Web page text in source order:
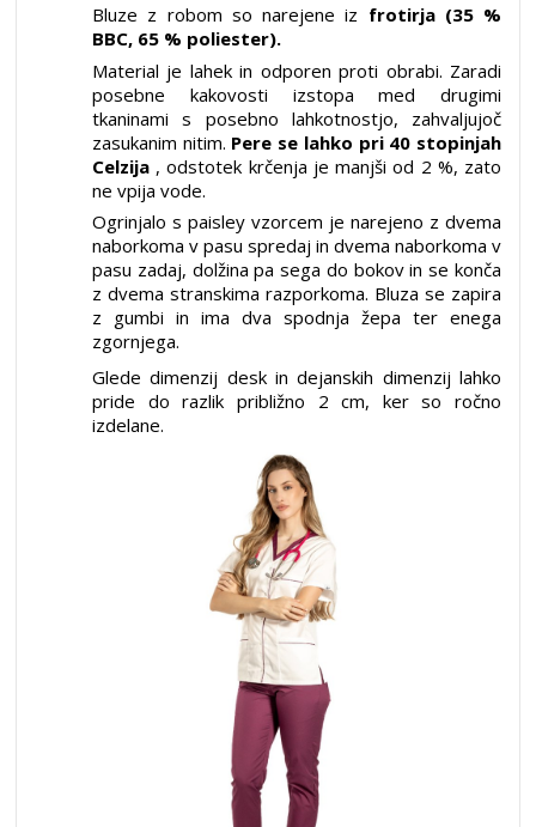
Bluze z robom so narejene iz frotirja (35 %
BBC, 65 % poliester).
Material je lahek in odporen proti obrabi. Zaradi
posebne kakovosti izstopa med drugimi
tkaninami s posebno lahkotnostjo, zahvaljujoč
zasukanim nitim. Pere se lahko pri 40 stopinjah
Celzija , odstotek krčenja je manjši od 2 %, zato
ne vpija vode.
Ogrinjalo s paisley vzorcem je narejeno z dvema
naborkoma v pasu spredaj in dvema naborkoma v
pasu zadaj, dolžina pa sega do bokov in se konča
z dvema stranskima razporkoma. Bluza se zapira
z gumbi in ima dva spodnja žepa ter enega
zgornjega.
Glede dimenzij desk in dejanskih dimenzij lahko
pride do razlik približno 2 cm, ker so ročno
izdelane.